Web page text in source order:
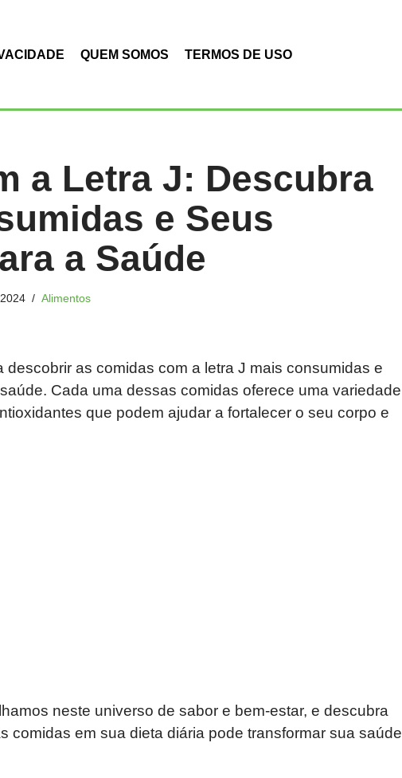
QUEM SOMOS TERMOS DE USO
a Letra J: Descubra
e Seus
a Saúde
Alimentos
as comidas com a letra J mais consumidas e
Cada uma dessas comidas oferece uma variedade
que podem ajudar a fortalecer o seu corpo e
neste universo de sabor e bem-estar, e descubra
comidas em sua dieta diária pode transformar sua saúde